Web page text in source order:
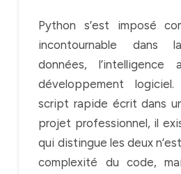
Python s’est imposé
incontournable dans
données,
développement
script rapide écrit dans
projet professionnel, il
qui distingue les deux
complexité du code,